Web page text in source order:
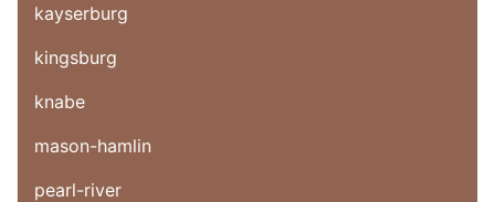
kayserburg
kingsburg
knabe
mason-hamlin
pearl-river